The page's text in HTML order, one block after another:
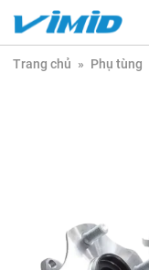
Trang chủ » Phụ tùng